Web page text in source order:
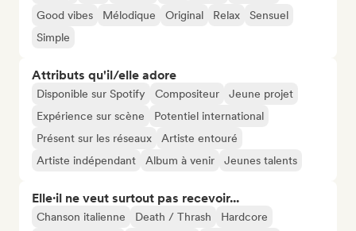
Good vibes
Mélodique Original Relax
Sensuel
Simple
Attributs qu'il/elle adore
Disponible sur Spotify Compositeur
Jeune projet
Expérience sur scène
Potentiel international
Présent sur les réseaux
Artiste entouré
Artiste indépendant
Album à venir Jeunes talents
Elle·il ne veut surtout pas recevoir...
Chanson italienne Death / Thrash
Hardcore